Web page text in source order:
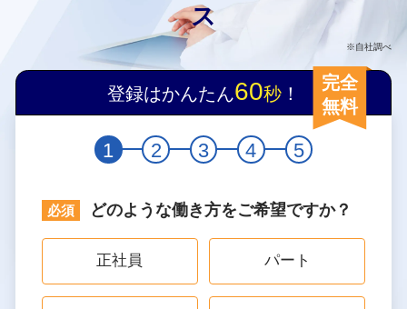
ス
※自社調べ
登録はかんたん60秒 ！
完全
無料
1 2 3 4 5
どのような働き方をご希望ですか？
正社員 パート